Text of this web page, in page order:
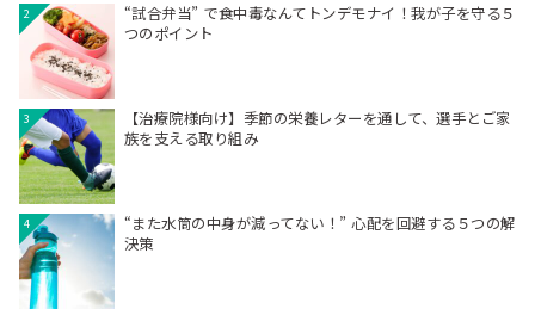
2
“試合弁当” で食中毒なんてトンデモナイ！我が子を守る５
つのポイント
3
【治療院様向け】季節の栄養レターを通して、選手とご家
族を支える取り組み
4
“また水筒の中身が減ってない！” 心配を回避する５つの解
決策